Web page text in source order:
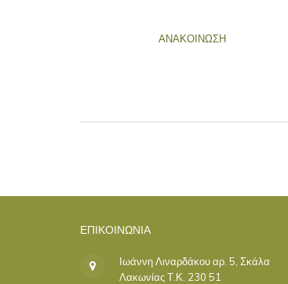
ΑΝΑΚΟΙΝΩΣΗ
ΕΠΙΚΟΙΝΩΝΊΑ
Ιωάννη Λιναρδάκου αρ. 5, Σκάλα
Λακωνίας Τ.Κ. 230 51